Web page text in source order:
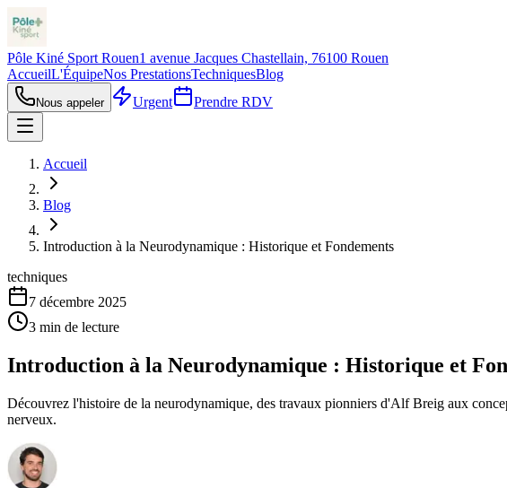
Pôle Kiné Sport Rouen1 avenue Jacques Chastellain, 76100 Rouen
AccueilL'ÉquipeNos PrestationsTechniquesBlog
Nous appeler Urgent Prendre RDV
Accueil
Blog
Introduction à la Neurodynamique : Historique et Fondements
techniques
7 décembre 2025
3 min de lecture
Introduction à la Neurodynamique : Historique et
Découvrez l'histoire de la neurodynamique, des travaux pionniers d'Alf Breig aux
nerveux.